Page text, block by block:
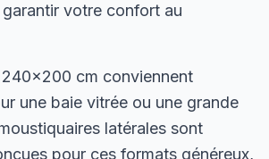
votre confort au
cm conviennent
une baie vitrée ou une grande
latérales sont
pour ces formats généreux,